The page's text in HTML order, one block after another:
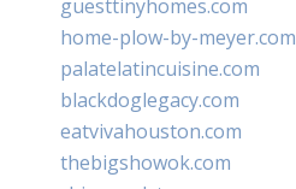
guesttinyhomes.com
home-plow-by-meyer.com
palatelatincuisine.com
blackdoglegacy.com
eatvivahouston.com
thebigshowok.com